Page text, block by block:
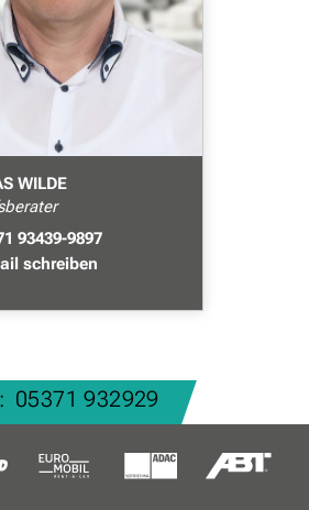
WILDE
93439-9897
schreiben
05371 932929